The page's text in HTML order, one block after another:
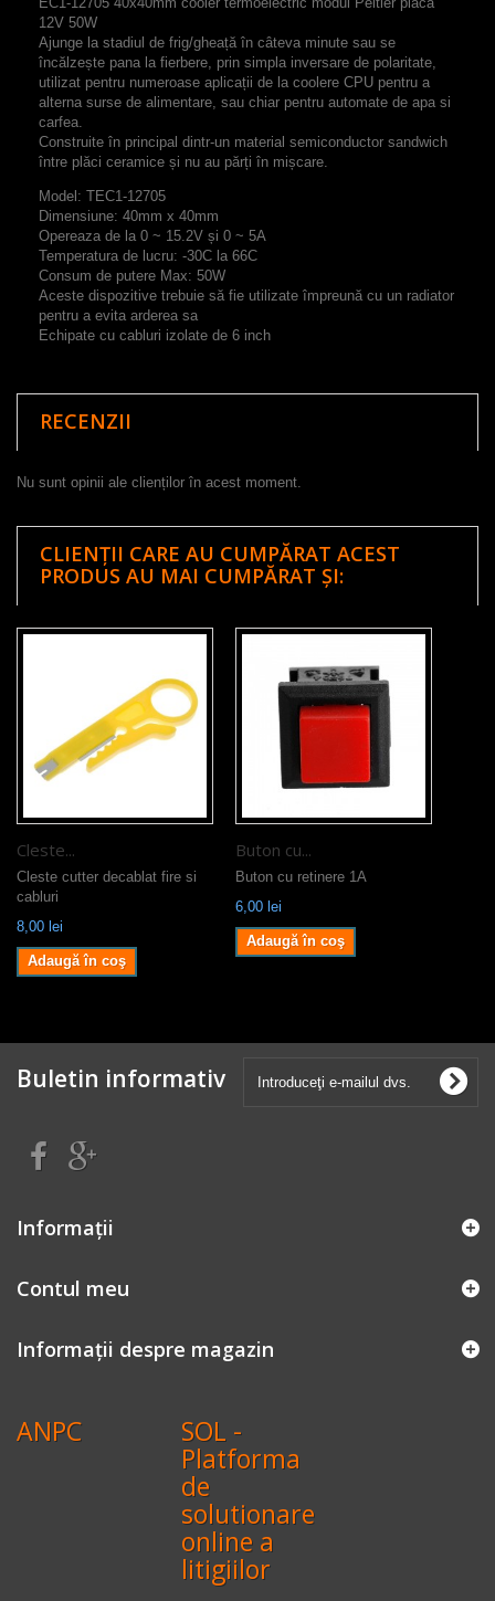
12V 50W
Ajunge la stadiul de frig/gheață în câteva minute sau se
încălzește pana la fierbere, prin simpla inversare de polaritate
utilizat pentru numeroase aplicații de la coolere CPU pentru a
alterna surse de alimentare sau chiar pentru automate de apa si
carfea
Construite în principal dintr-un material semiconductor sandwich
între plăci ceramice și nu au părți în mișcare.
Model: TEC1-12705
Dimensiune: 40mm x 40mm
Opereaza de la 0 ~ 15.2V și 0 ~ 5A
Temperatura de lucru: -30C la 66C
Consum de putere Max: 50W
Aceste dispozitive trebuie să fie utilizate împreună cu un radiator
pentru a evita arderea sa
Echipate cu cabluri izolate de 6 inch
RECENZII
Nu sunt opinii ale clienților în acest moment.
CLIENȚII CARE AU CUMPĂRAT ACEST
PRODUS AU MAI CUMPĂRAT ȘI:
Cleste...
Cleste cutter decablat fire si
cabluri
8,00 lei
Adaugă în coş
Buton cu...
Buton cu retinere 1A
6,00 lei
Adaugă în coş
Buletin informativ
Informaţii
Contul meu
Informații despre magazin
ANPC SOL -
Platforma
de
solutionare
online a
litigiilor